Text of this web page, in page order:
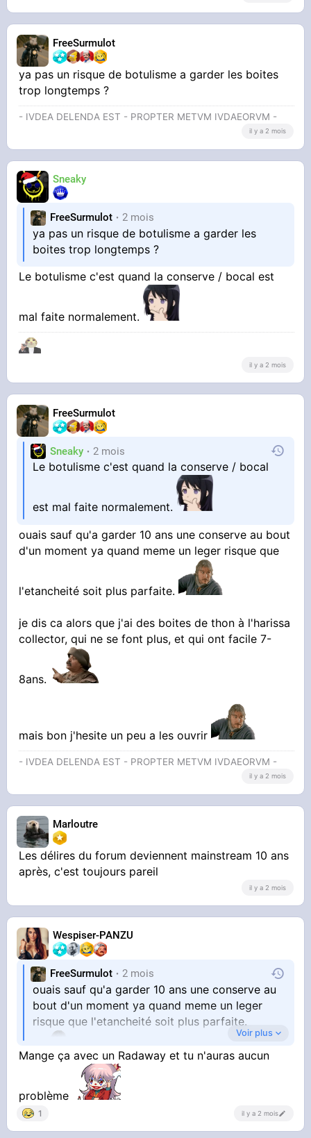
FreeSurmulot
ya pas un risque de botulisme a garder les boites
trop longtemps ?
- IVDEA DELENDA EST - PROPTER METVM IVDAEORVM -
il y a 2 mois
Sneaky
FreeSurmulot 2 mois
ya pas un risque de botulisme a garder les
boites trop longtemps ?
Le botulisme c'est quand la conserve / bocal est
mal faite normalement.
il y a 2 mois
FreeSurmulot
Sneaky 2 mois
Le botulisme c'est quand la conserve / bocal
est mal faite normalement.
ouais sauf qu'a garder 10 ans une conserve au bout
d'un moment ya quand meme un leger risque que
l'etancheité soit plus parfaite.
je dis ca alors que j'ai des boites de thon à l'harissa
collector, qui ne se font plus, et qui ont facile 7-
8ans.
mais bon j'hesite un peu a les ouvrir
- IVDEA DELENDA EST - PROPTER METVM IVDAEORVM -
il y a 2 mois
Marloutre
Les délires du forum deviennent mainstream 10 ans
après, c'est toujours pareil
il y a 2 mois
Wespiser-PANZU
FreeSurmulot 2 mois
ouais sauf qu'a garder 10 ans une conserve au
bout d'un moment ya quand meme un leger
risque que l'etancheité soit plus parfaite.
je dis ca alors que j'ai des boites de thon à
l'harissa collector, qui ne se font plus, et qui ont
Voir plus
Mange ça avec un Radaway et tu n'auras aucun
problème
1 il y a 2 mois